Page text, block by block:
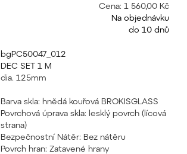
Cena: 1 560,00 Kč
Na objednávku
do 10 dnů
bgPC50047_012
DEC SET 1 M
dia. 125mm
Barva skla: hnědá kouřová BROKISGLASS
Povrchová úprava skla: lesklý povrch (lícová
strana)
Bezpečnostní Nátěr: Bez nátěru
Povrch hran: Zatavené hrany